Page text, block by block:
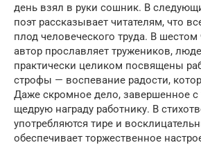
день взял в руки сошник. В
поэт рассказывает читателям, что
плод человеческого труда. В
автор прославляет тружеников,
практически целиком посвящены
строфы — воспевание радости,
Даже скромное дело, завершенное с
щедрую награду работнику. В
употребляются тире и
обеспечивает торжественное